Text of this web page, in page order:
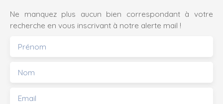
Ne manquez plus aucun bien correspondant à votre
recherche en vous inscrivant à notre alerte mail !
Prénom
Nom
Email